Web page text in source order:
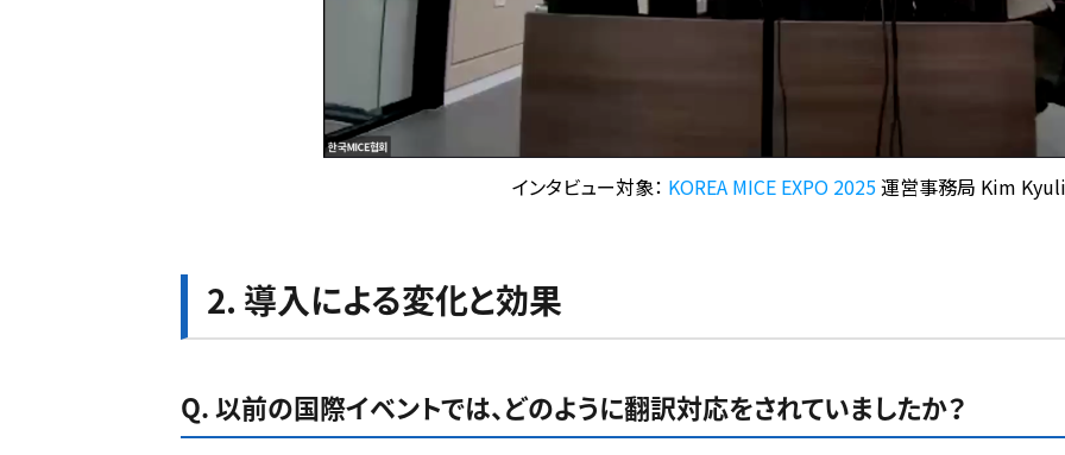
インタビュー対象： KOREA MICE EXPO 2025運営事務局 Kim
2. 導入による変化と効果
Q. 以前の国際イベントでは、どのように翻訳対応をされていましたか？